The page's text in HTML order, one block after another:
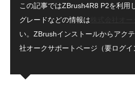
この記事ではZBrush4R8 P2を利用
グレードなどの情報は
い。ZBrushインストールからアク
社オークサポートページ（要ログイ